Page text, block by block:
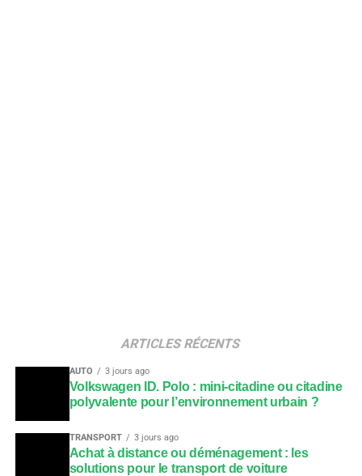
ARTICLES RÉCENTS
AUTO 3 jours ago
Volkswagen ID. Polo : mini-citadine ou citadine
polyvalente pour l’environnement urbain ?
TRANSPORT 3 jours ago
Achat à distance ou déménagement : les
solutions pour le transport de voiture